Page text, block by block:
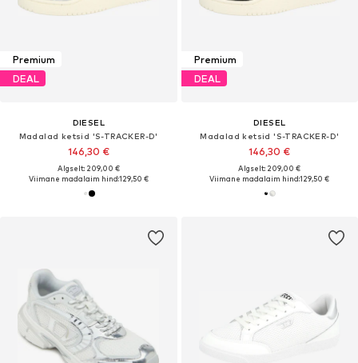
Premium
DEAL
DIESEL
Madalad ketsid 'S-TRACKER-D'
146,30 €
Algselt: 209,00 €
Viimane madalaim hind:129,50 €
Premium
DEAL
DIESEL
Madalad ketsid 'S-TRACKER-D'
146,30 €
Algselt: 209,00 €
Viimane madalaim hind:129,50 €